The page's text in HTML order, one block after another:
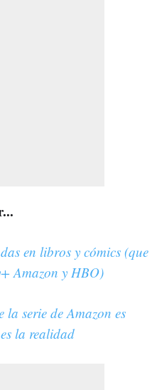
en libros y cómics (que
Amazon y HBO)
serie de Amazon es
la realidad